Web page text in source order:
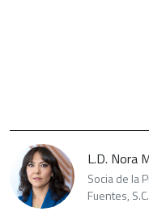
L.D. Nora
Socia de la
Fuentes, S.C.